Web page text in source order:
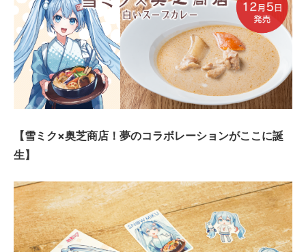
【雪ミク×奥芝商店！夢のコラボレーションがここに誕
生】